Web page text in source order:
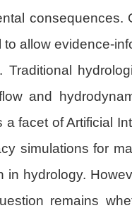
consequences.
allow evidence-
and
facet of Artificial
simulations for
hydrology.
remains